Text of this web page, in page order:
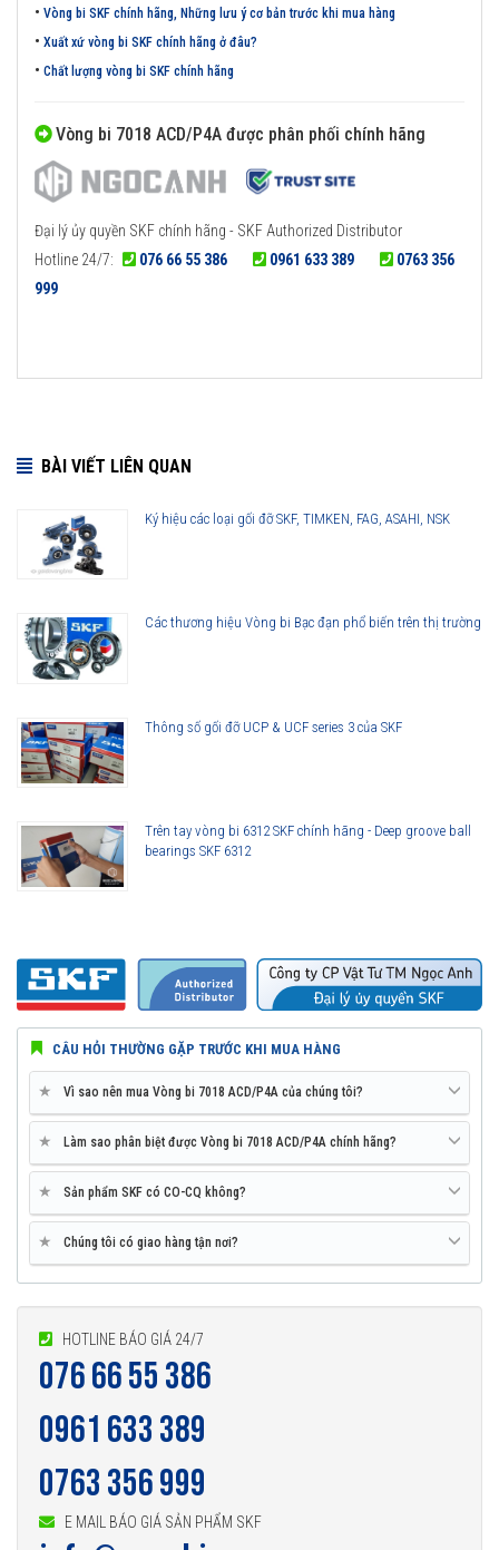
• Vòng bi SKF chính hãng, Những lưu ý cơ bản trước khi mua hàng
• Xuất xứ vòng bi SKF chính hãng ở đâu?
• Chất lượng vòng bi SKF chính hãng
Vòng bi 7018 ACD/P4A được phân phối chính hãng
Đại lý ủy quyền SKF chính hãng - SKF Authorized Distributor
Hotline 24/7:
076 66 55 386 0961 633 389
0763 356
999
BÀI VIẾT LIÊN QUAN
Ký hiệu các loại gối đỡ SKF, TIMKEN, FAG, ASAHI, NSK
Các thương hiệu Vòng bi Bạc đạn phổ biến trên thị trường
Thông số gối đỡ UCP & UCF series 3 của SKF
Trên tay vòng bi 6312 SKF chính hãng - Deep groove ball
bearings SKF 6312
CÂU HỎI THƯỜNG GẶP TRƯỚC KHI MUA HÀNG
★ Vì sao nên mua Vòng bi 7018 ACD/P4A của chúng tôi?
★ Làm sao phân biệt được Vòng bi 7018 ACD/P4A chính hãng?
★ Sản phẩm SKF có CO-CQ không?
★ Chúng tôi có giao hàng tận nơi?
HOTLINE BÁO GIÁ 24/7
076 66 55 386
0961 633 389
0763 356 999
E MAIL BÁO GIÁ SẢN PHẨM SKF